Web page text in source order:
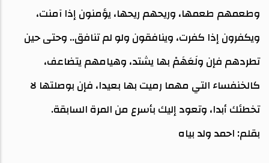
وطعمهم طعمها، وريحهم ريحها، يؤمنون إذا آمنت،
ويكفرون إذا كفرت، وينافقون ولو لم تنافق.. وحتى حين
تطردهم فإن ولَعَهَمْ بها يشتد، وهيامهم يتضاعف،
كالخنفساء التي مهما رميت بها بعيدا، فإن بوصلتها لا
تخطئك أبدا، وتعود إليك بأسرع من المرة السابقة.
بقلم: احمد ولد بياه